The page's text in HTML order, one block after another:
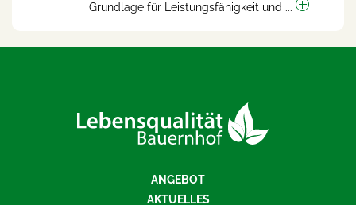
Grundlage für Leistungsfähigkeit und ...
ANGEBOT
AKTUELLES